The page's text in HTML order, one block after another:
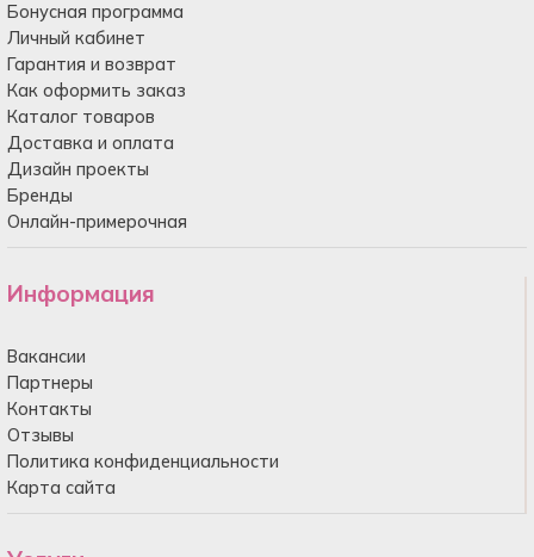
Бонусная программа
Личный кабинет
Гарантия и возврат
Как оформить заказ
Каталог товаров
Доставка и оплата
Дизайн проекты
Бренды
Онлайн-примерочная
Информация
Вакансии
Партнеры
Контакты
Отзывы
Политика конфиденциальности
Карта сайта